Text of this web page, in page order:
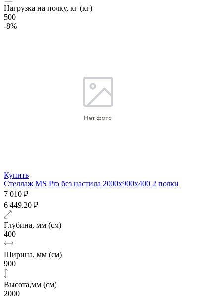
Нагрузка на полку, кг (кг)
500
-8%
Купить
Стеллаж MS Pro без настила 2000х900x400 2 полки
7 010 ₽
6 449.20 ₽
Глубина, мм (см)
400
Ширина, мм (см)
900
Высота,мм (см)
2000